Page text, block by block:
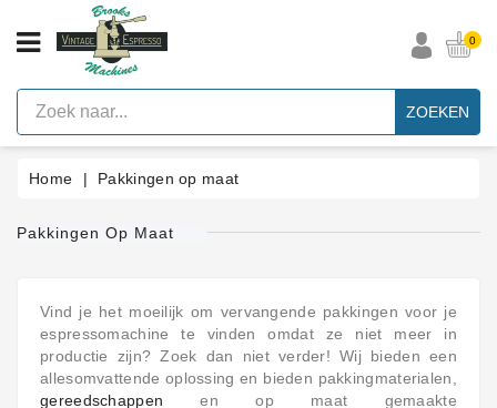
CATEGORIE
Vintage
Espresso
Machines
E61
Onderdelen
Per
Categorie
0
ZOEKEN
Home Pakkingen op maat
Pakkingen Op Maat
Vind je het moeilijk om vervangende pakkingen voor je
espressomachine te vinden omdat ze niet meer in
productie zijn? Zoek dan niet verder! Wij bieden een
allesomvattende oplossing en bieden pakkingmaterialen,
gereedschappen en op maat gemaakte